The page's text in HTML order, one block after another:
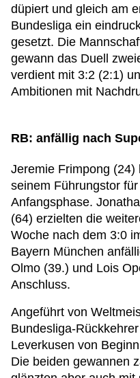
düpiert und gleich am
Bundesliga ein
gesetzt. Die
gewann das Duell
verdient mit 3:2 (2:1)
Ambitionen mit
RB: anfällig nach
Jeremie Frimpong
seinem Führungstor
Anfangsphase.
(64) erzielten die
Woche nach dem 3:0
Bayern München
Olmo (39.) und Lois
Anschluss.
Angeführt von
Bundesliga-
Leverkusen von
Die beiden gewannen